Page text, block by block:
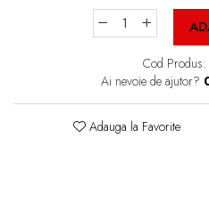
Cutii Fast Food Generic
Cutii Pizza Blank
Triunghiuri si accesorii pizza
Cod Produs:
Ai nevoie de ajutor?
Adauga la Favorite